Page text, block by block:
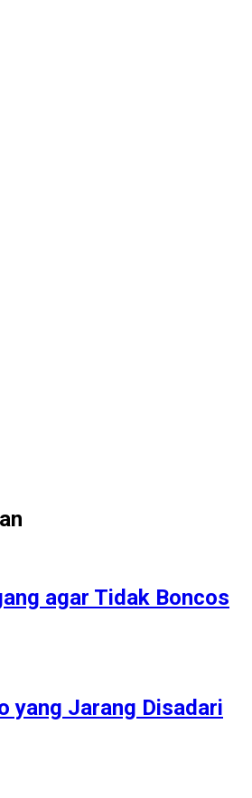
agar Tidak Boncos
yang Jarang Disadari